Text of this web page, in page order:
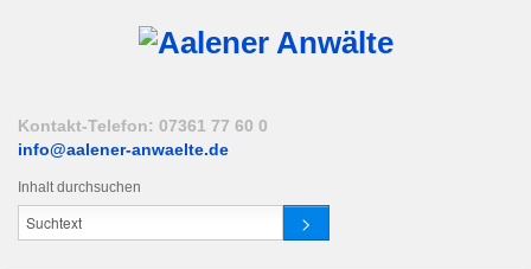
Kontakt-Telefon: 07361 77 60 0
info@aalener-anwaelte.de
Inhalt durchsuchen